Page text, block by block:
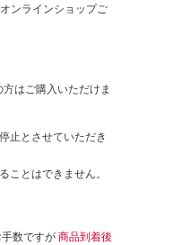
ンラインショップご
はご購入いただけま
止とさせていただき
ことはできません。
数ですが 商品到着後